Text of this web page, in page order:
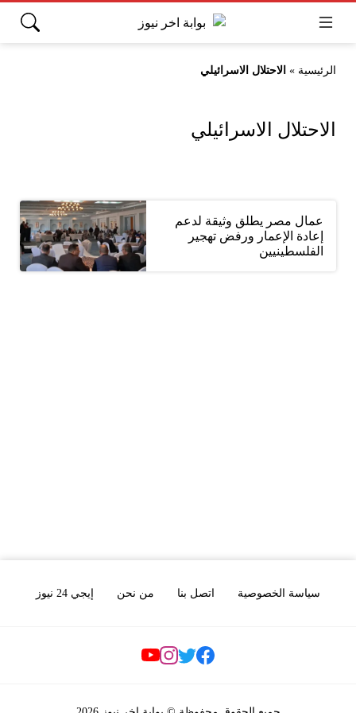
الرئيسية » الاحتلال الاسرائيلي
الاحتلال الاسرائيلي
عمال مصر يطلق وثيقة لدعم
إعادة الإعمار ورفض تهجير
الفلسطينيين
سياسة الخصوصية اتصل بنا من نحن إيجي 24 نيوز
Social Links